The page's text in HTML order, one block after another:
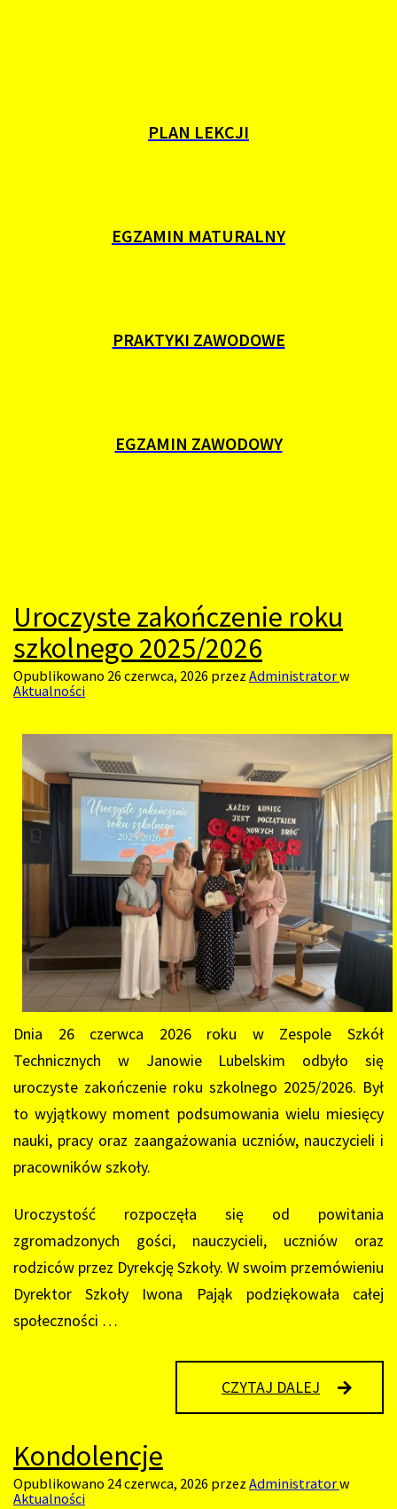
PLAN LEKCJI
EGZAMIN MATURALNY
PRAKTYKI ZAWODOWE
EGZAMIN ZAWODOWY
Uroczyste zakończenie roku
szkolnego 2025/2026
Opublikowano 26 czerwca, 2026 przez Administratorw
Aktualności
Dnia 26 czerwca 2026 roku w Zespole Szkół
Technicznych w Janowie Lubelskim odbyło się
uroczyste zakończenie roku szkolnego 2025/2026. Był
to wyjątkowy moment podsumowania wielu miesięcy
nauki, pracy oraz zaangażowania uczniów, nauczycieli i
pracowników szkoły.
Uroczystość rozpoczęła się od powitania
zgromadzonych gości, nauczycieli, uczniów oraz
rodziców przez Dyrekcję Szkoły. W swoim przemówieniu
Dyrektor Szkoły Iwona Pająk podziękowała całej
społeczności …
CZYTAJ DALEJ
Kondolencje
Opublikowano 24 czerwca, 2026 przez Administratorw
Aktualności